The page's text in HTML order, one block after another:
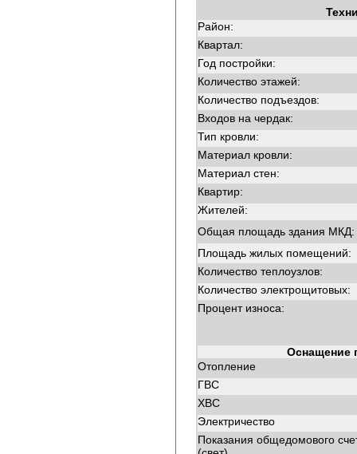
Район:
Квартал:
Год постройки:
Количество этажей:
Количество подъездов:
Входов на чердак:
Тип кровли:
Материал кровли:
Материал стен:
Квартир:
Жителей:
Общая площадь здания МКД:
Площадь жилых помещений:
Количество теплоузлов:
Количество электрощитовых:
Процент износа:
Оснащение
Отопление
ГВС
ХВС
Электричество
Показания общедомового